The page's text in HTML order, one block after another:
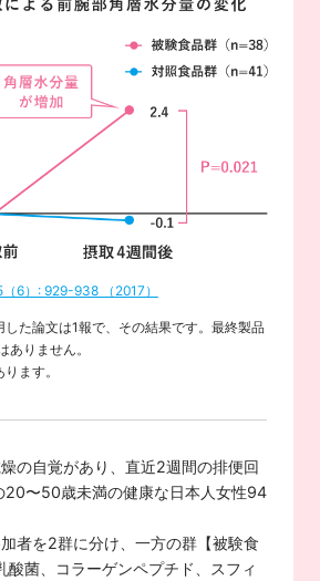
6）: 929-938 （2017）
た論文は1報で、その結果です。最終製品
ありません。
ます。
の自覚があり、直近2週間の排便回
20〜50歳未満の健康な日本人女性94
者を2群に分け、一方の群【被験食
菌、コラーゲンペプチド、スフィ